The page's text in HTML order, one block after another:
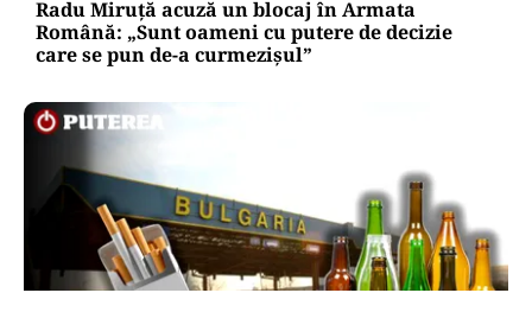
Radu Miruță acuză un blocaj în Armata
Română: „Sunt oameni cu putere de decizie
care se pun de-a curmezișul”